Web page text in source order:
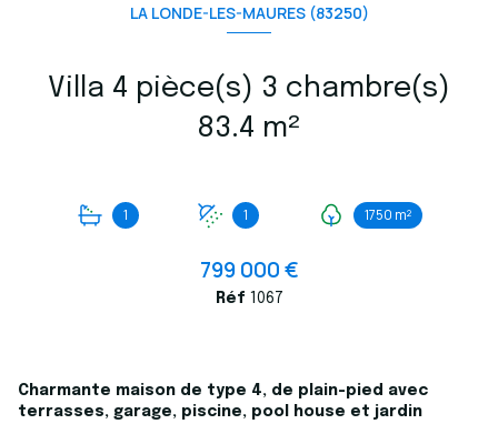
LA LONDE-LES-MAURES (83250)
Villa 4 pièce(s) 3 chambre(s)
83.4 m²
1 1 1750 m²
799 000 €
Réf 1067
Charmante maison de type 4, de plain-pied avec
terrasses, garage, piscine, pool house et jardin